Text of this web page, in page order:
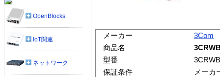
メーカー
3Com
商品名
型番
保証条件
メーカ
OpenBlocks
IoT関連
ネットワーク